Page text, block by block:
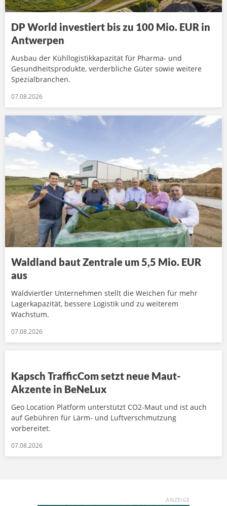
DP World investiert bis zu 100 Mio. EUR in
Antwerpen
Ausbau der Kühllogistikkapazität für Pharma- und
Gesundheitsprodukte, verderbliche Güter sowie weitere
Spezialbranchen.
07.08.2026
Waldland baut Zentrale um 5,5 Mio. EUR
aus
Waldviertler Unternehmen stellt die Weichen für mehr
Lagerkapazität, bessere Logistik und zu weiterem
Wachstum.
07.08.2026
Kapsch TrafficCom setzt neue Maut-
Akzente in BeNeLux
Geo Location Platform unterstützt CO2-Maut und ist auch
auf Gebühren für Lärm- und Luftverschmutzung
vorbereitet.
07.08.2026
ANZEIGE